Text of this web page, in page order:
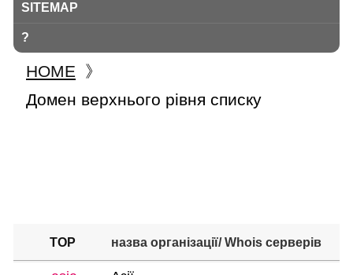
SITEMAP
?
HOME
》
Домен верхнього рівня списку
TOP назва організації/ Whois серверів